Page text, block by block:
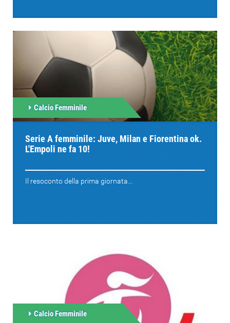
Calcio Femminile
Serie A femminile: Juve, Milan e Fiorentina ok.
L'Empoli ne fa 10!
Il resoconto della prima giornata...
Calcio Femminile